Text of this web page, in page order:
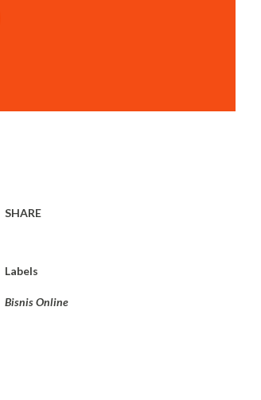
SHARE
Labels
Bisnis Online